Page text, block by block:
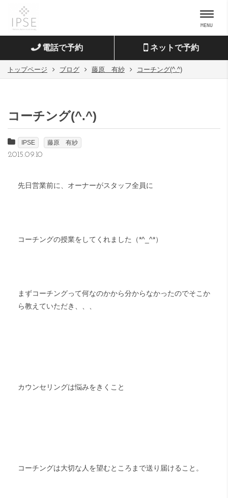
電話で予約 ネットで予約
トップページ ブログ 藤原 有紗 コーチング(^.^)
コーチング(^.^)
IPSE 藤原 有紗
2015.09.10
先日営業前に、オーナーがスタッフ全員に
コーチングの授業をしてくれました（*^_^*）
まずコーチングって何なのかから分からなかったのでそこか
ら教えていただき、、、
カウンセリングは悩みをきくこと
コーチングは大切な人を望むところまで送り届けること。
MENU